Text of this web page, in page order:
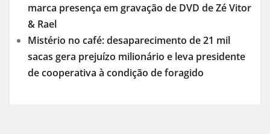
marca presença em gravação de DVD de Zé Vitor
& Rael
Mistério no café: desaparecimento de 21 mil
sacas gera prejuízo milionário e leva presidente
de cooperativa à condição de foragido